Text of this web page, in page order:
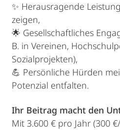
✨ Herausragende
zeigen,
🌟 Gesellschaftliches
B. in Vereinen,
Sozialprojekten),
💪 Persönliche Hürden
Potenzial entfalten.
Ihr Beitrag macht den
Mit 3.600 € pro Jahr (300